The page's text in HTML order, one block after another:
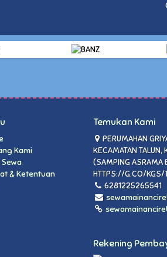
Kami
& Ketentuan
Temukan Kami
PERUMAHAN
KECAMATAN TALUN,
(SAMPING ASRAMA
HTTPS://G.CO/KGS/
6281225265541
Rekening